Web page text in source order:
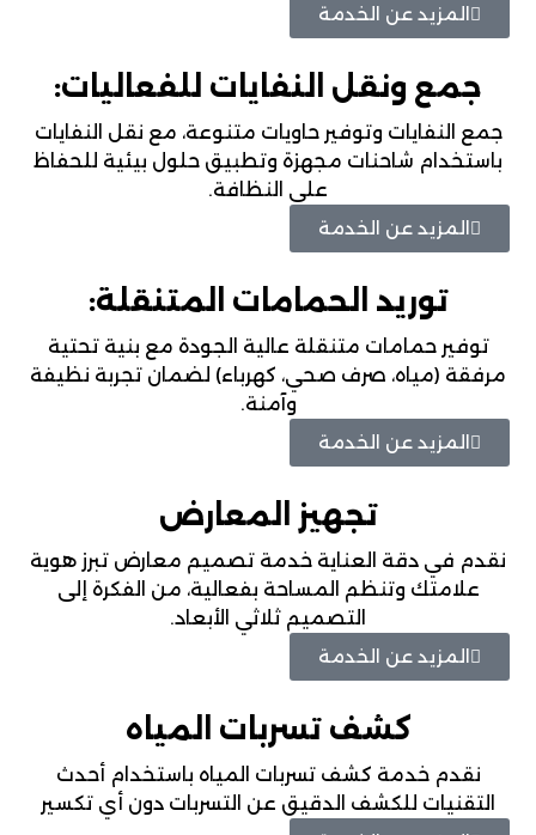
المزيد عن الخدمة
جمع ونقل النفايات للفعاليات:
جمع النفايات وتوفير حاويات متنوعة، مع نقل النفايات
باستخدام شاحنات مجهزة وتطبيق حلول بيئية للحفاظ
على النظافة.
المزيد عن الخدمة
توريد الحمامات المتنقلة:
توفير حمامات متنقلة عالية الجودة مع بنية تحتية
مرفقة (مياه، صرف صحي، كهرباء) لضمان تجربة نظيفة
وآمنة.
المزيد عن الخدمة
تجهيز المعارض
نقدم في دقة العناية خدمة تصميم معارض تبرز هوية
علامتك وتنظم المساحة بفعالية، من الفكرة إلى
التصميم ثلاثي الأبعاد.
المزيد عن الخدمة
كشف تسربات المياه
نقدم خدمة كشف تسربات المياه باستخدام أحدث
التقنيات للكشف الدقيق عن التسربات دون أي تكسير